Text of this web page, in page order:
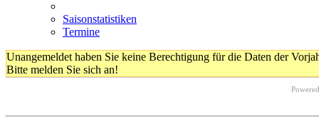
Saisonstatistiken
Termine
Unangemeldet haben Sie keine Berechtigung für die Daten der
Bitte melden Sie sich an!